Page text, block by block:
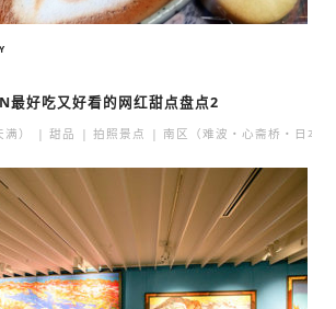
最好吃又好看的网红甜点盘点2
） 甜品 拍照景点 南区（难波・心斋桥・日本